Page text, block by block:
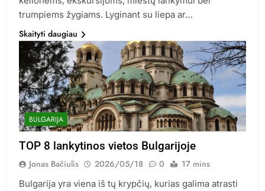
trumpiems žygiams. Lyginant su liepa ar…
Skaityti daugiau
BULGARIJA
TOP 8 lankytinos vietos Bulgarijoje
Jonas Bačiulis 2026/05/18 0 17 mins
Bulgarija yra viena iš tų krypčių, kurias galima atrasti